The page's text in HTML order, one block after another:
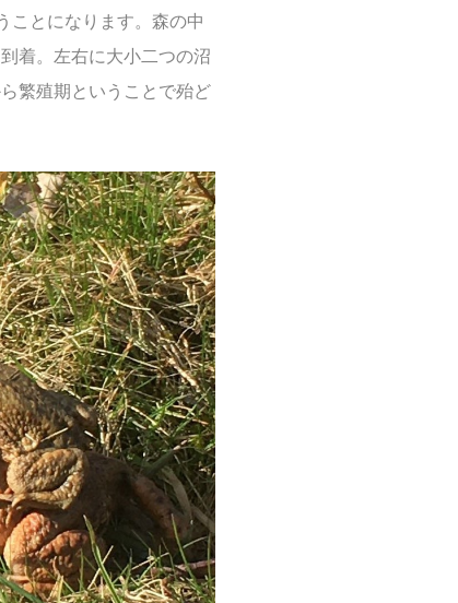
ことになります。森の中
着。左右に大小二つの沼
繁殖期ということで殆ど